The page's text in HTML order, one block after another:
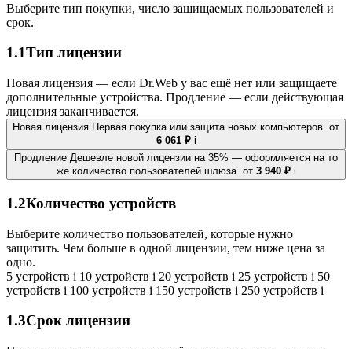
Выберите тип покупки, число защищаемых пользователей и
срок.
1.1Тип лицензии
Новая лицензия — если Dr.Web у вас ещё нет или защищаете
дополнительные устройства. Продление — если действующая
лицензия заканчивается.
Новая лицензия Первая покупка или защита новых компьютеров. от
6 061 ₽ i
Продление Дешевле новой лицензии на 35% — оформляется на то
же количество пользователей шлюза. от 3 940 ₽ i
1.2Количество устройств
Выберите количество пользователей, которые нужно
защитить. Чем больше в одной лицензии, тем ниже цена за
одно.
5 устройств i 10 устройств i 20 устройств i 25 устройств i 50
устройств i 100 устройств i 150 устройств i 250 устройств i
1.3Срок лицензии